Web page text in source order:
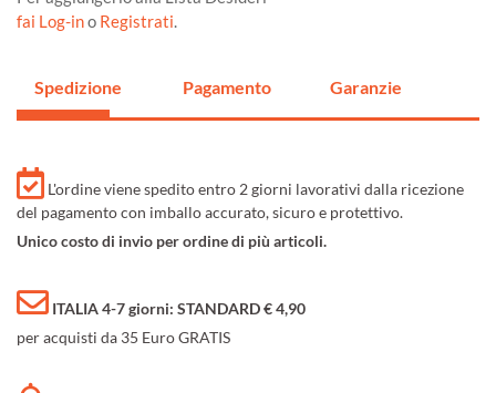
fai Log-ino Registrati.
Spedizione Pagamento Garanzie
L'ordine viene spedito entro 2 giorni lavorativi dalla ricezione
del pagamento con imballo accurato, sicuro e protettivo.
Unico costo di invio per ordine di più articoli.
ITALIA 4-7 giorni: STANDARD € 4,90
per acquisti da 35 Euro GRATIS